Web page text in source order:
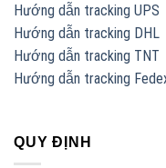
Hướng dẫn tracking UPS
Hướng dẫn tracking DHL
Hướng dẫn tracking TNT
Hướng dẫn tracking
QUY ĐỊNH